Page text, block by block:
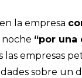
la empresa
“por
empresas
sobre un